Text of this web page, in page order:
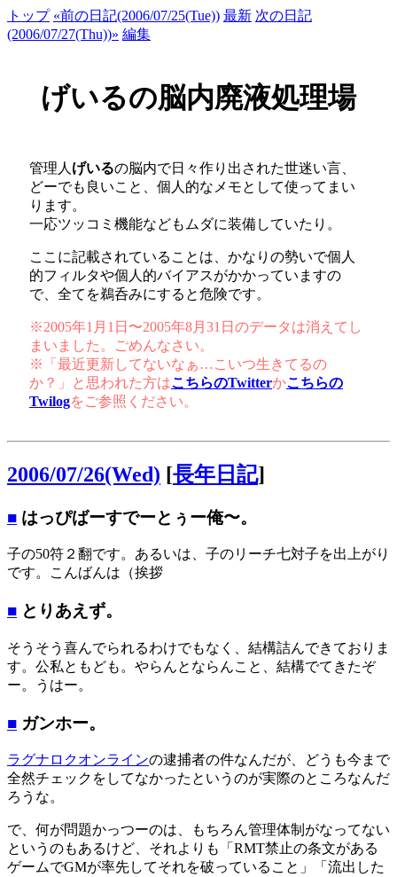
トップ «前の日記(2006/07/25(Tue)) 最新 次の日記
(2006/07/27(Thu))» 編集
げいるの脳内廃液処理場
管理人 げいるの脳内で日々作り出された世迷い言、
どーでも良いこと、個人的なメモとして使ってまい
ります。
一応ツッコミ機能などもムダに装備していたり。
ここに記載されていることは、かなりの勢いで個人
的フィルタや個人的バイアスがかかっていますの
で、全てを鵜呑みにすると危険です。
※2005年1月1日〜2005年8月31日のデータは消えてし
まいました。ごめんなさい。
※「最近更新してないなぁ…こいつ生きてるの
か？」と思われた方はこちらのTwitterかこちらの
Twilogをご参照ください。
2006/07/26(Wed) [長年日記]
■ はっぴばーすでーとぅー俺〜。
子の50符２翻です。あるいは、子のリーチ七対子を出上がり
です。こんばんは（挨拶
■ とりあえず。
そうそう喜んでられるわけでもなく、結構詰んできておりま
す。公私ともども。やらんとならんこと、結構でてきたぞ
ー。うはー。
■ ガンホー。
ラグナロクオンラインの逮捕者の件なんだが、どうも今まで
全然チェックをしてなかったというのが実際のところなんだ
ろうな。
で、何が問題かっつーのは、もちろん管理体制がなってない
というのもあるけど、それよりも「RMT禁止の条文がある
ゲームでGMが率先してそれを破っていること」「流出した